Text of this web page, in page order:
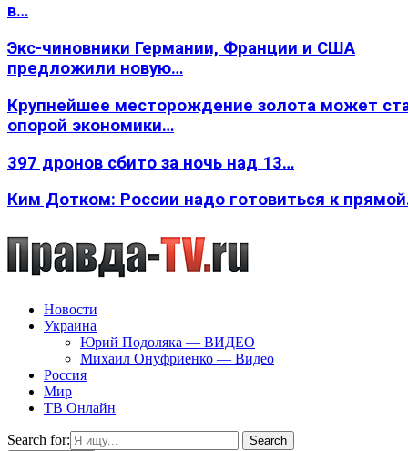
в…
Экс-чиновники Германии, Франции и США
предложили новую…
Крупнейшее месторождение золота может
опорой экономики…
397 дронов сбито за ночь над 13…
Ким Дотком: России надо готовиться к
Новости
Украина
Юрий Подоляка — ВИДЕО
Михаил Онуфриенко — Видео
Россия
Мир
ТВ Онлайн
Search for:
Search